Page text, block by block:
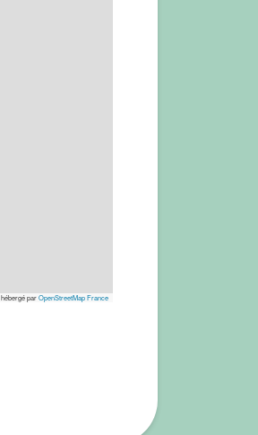
hébergé parOpenStreetMap France